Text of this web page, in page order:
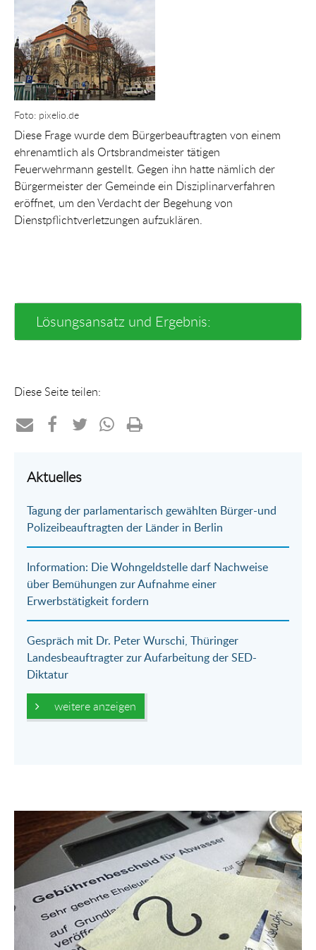
Foto: pixelio.de
Diese Frage wurde dem Bürgerbeauftragten von einem
ehrenamtlich als Ortsbrandmeister tätigen
Feuerwehrmann gestellt. Gegen ihn hatte nämlich der
Bürgermeister der Gemeinde ein Disziplinarverfahren
eröffnet, um den Verdacht der Begehung von
Dienstpflichtverletzungen aufzuklären.
Lösungsansatz und Ergebnis:
Diese Seite teilen:
per
Mail
auf
Aktuelles
Tagung der parlamentarisch gewählten Bürger-und
Polizeibeauftragten der Länder in Berlin
Information: Die Wohngeldstelle darf Nachweise
über Bemühungen zur Aufnahme einer
Erwerbstätigkeit fordern
Gespräch mit Dr. Peter Wurschi, Thüringer
Landesbeauftragter zur Aufarbeitung der SED-
Diktatur
weitere anzeigen